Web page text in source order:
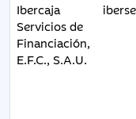
Ibercaja
Servicios de
Financiación,
E.F.C., S.A.U.